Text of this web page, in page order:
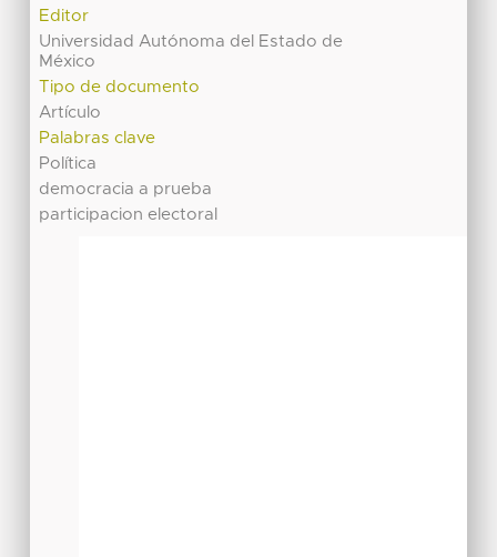
Editor
Universidad Autónoma del Estado de
México
Tipo de documento
Artículo
Palabras clave
Política
democracia a prueba
participacion electoral